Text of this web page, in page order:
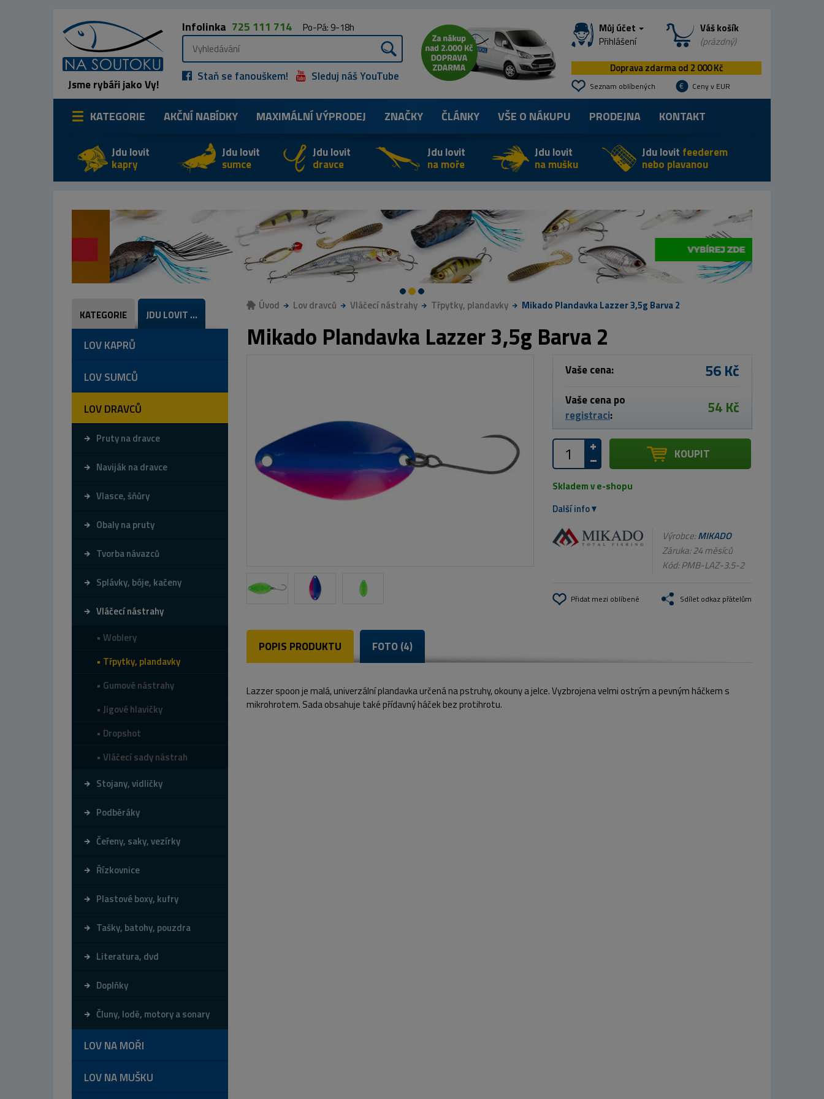
Jsme rybáři jako Vy!
Infolinka 725 111 714 Po-Pá: 9-18h
Staň se fanouškem! Sleduj náš YouTube
Můj účet
Přihlášení
Váš košík
(prázdný)
Doprava zdarma od 2 000 Kč
Seznam oblíbených Ceny v EUR
KATEGORIE AKČNÍ NABÍDKY MAXIMÁLNÍVÝPRODEJ ZNAČKY ČLÁNKY VŠE O NÁKUPU PRODEJNA KONTAKT
Jdu lovit
kapry
Jdu lovit
sumce
Jdu lovit
dravce
Jdu lovit
na moře
Jdu lovit
na mušku
Jdu lovit feederem
nebo plavanou
KATEGORIE JDU LOVIT ...
LOV KAPRŮ
LOV SUMCŮ
LOV DRAVCŮ
Pruty na dravce
Naviják na dravce
Vlasce, šňůry
Obaly na pruty
Tvorba návazců
Splávky, bóje, kačeny
Vláčecí nástrahy
Woblery
Třpytky, plandavky
Gumové nástrahy
Jigové hlavičky
Dropshot
Vláčecí sady nástrah
Stojany, vidličky
Podběráky
Čeřeny, saky, vezírky
Řízkovnice
Plastové boxy, kufry
Tašky, batohy, pouzdra
Literatura, dvd
Doplňky
Čluny, lodě, motory a sonary
LOV NA MOŘI
LOV NA MUŠKU
Úvod Lov dravců Vláčecí nástrahy Třpytky, plandavky Mikado Plandavka Lazzer 3,5g Barva 2
Mikado Plandavka Lazzer 3,5g Barva 2
Vaše cena: 56 Kč
Vaše cena po
registraci: 54 Kč
KOUPIT
Skladem v e-shopu
Další info
Výrobce:MIKADO
Záruka: 24 měsíců
Kód:PMB-LAZ-3.5-2
Přidat mezi oblíbené Sdílet odkaz přátelům
POPIS PRODUKTU FOTO (4)
Lazzer spoon je malá, univerzální plandavka určená na pstruhy, okouny a jelce. Vyzbrojena velmi ostrým a pevným háčkem s
mikrohrotem. Sada obsahuje také přídavný háček bez protihrotu.